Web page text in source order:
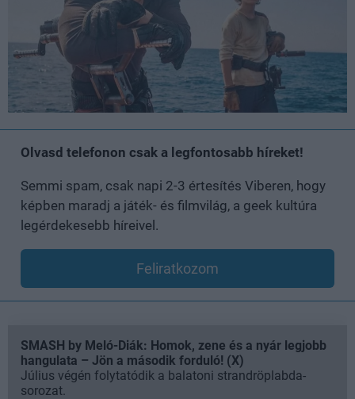
Olvasd telefonon csak a legfontosabb híreket!
Semmi spam, csak napi 2-3 értesítés Viberen, hogy
képben maradj a játék- és filmvilág, a geek kultúra
legérdekesebb híreivel.
Feliratkozom
SMASH by Meló-Diák: Homok, zene és a nyár legjobb
hangulata – Jön a második forduló! (X)
Július végén folytatódik a balatoni strandröplabda-
sorozat.